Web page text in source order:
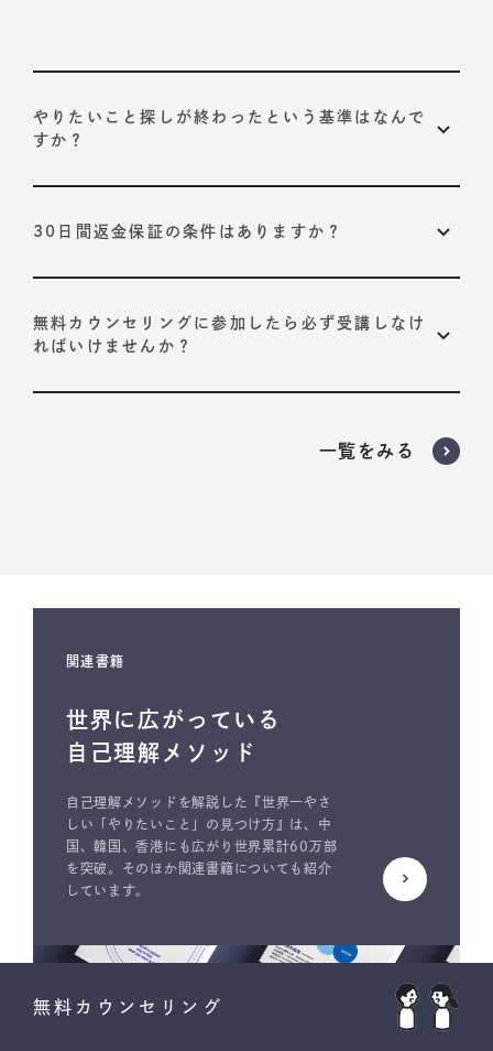
やりたいこと探しが終わったという基準はなんで
すか？
プログラムで定められている、10STEPそれぞれの合
お客様自身が導き出された「やりたいこと」に納得感
を持っていること
30日間返金保証の条件はありますか？
受講開始から30日以内に担当コーチにお申し出くださ
い。
無料カウンセリングに参加したら必ず受講しなけ
ればいけませんか？
一覧をみる
関連書籍
世界に広がっている
自己理解メソッド
自己理解メソッドを解説した『世界一やさ
しい「やりたいこと」の見つけ方』は、中
国、韓国、香港にも広がり世界累計60万部
を突破。そのほか関連書籍についても紹介
しています。
無料カウンセリング